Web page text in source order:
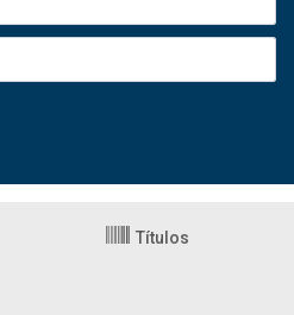
Títulos